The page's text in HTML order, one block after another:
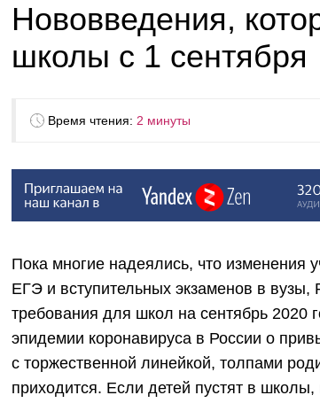
Нововведения,
школы с 1 сентября
Время чтения: 2 минуты
Пока многие надеялись, что изменения
ЕГЭ и вступительных экзаменов в вузы,
требования для школ на сентябрь 2020
эпидемии коронавируса в России о
с торжественной линейкой, толпами
приходится. Если детей пустят в